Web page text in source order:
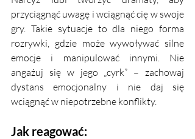
przyciągnąć uwagę i wciągnąć cię w swoje
gry. Takie sytuacje to dla niego forma
rozrywki, gdzie może wywoływać silne
emocje i manipulować innymi. Nie
angażuj się w jego „cyrk” – zachowaj
dystans emocjonalny i nie daj się
wciągnąć w niepotrzebne konflikty.
Jak reagować: